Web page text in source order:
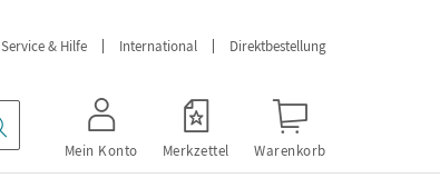
Service & Hilfe International Direktbestellung
Mein Konto Merkzettel Warenkorb